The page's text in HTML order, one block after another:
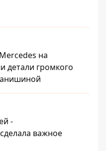
на
детали громкого
-
важное